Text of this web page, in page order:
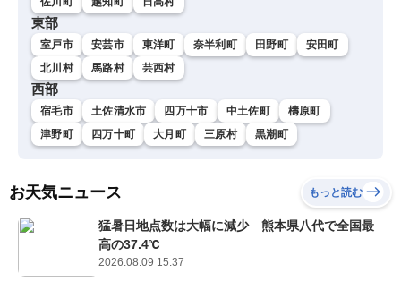
東部
室戸市 安芸市 東洋町 奈半利町 田野町
安田町
北川村
馬路村 芸西村
西部
宿毛市 土佐清水市 四万十市 中土佐町
檮原町
津野町
四万十町 大月町 三原村 黒潮町
お天気ニュース もっと読む
猛暑日地点数は大幅に減少 熊本県八代で全国最
高の37.4℃
2026.08.09 15:37